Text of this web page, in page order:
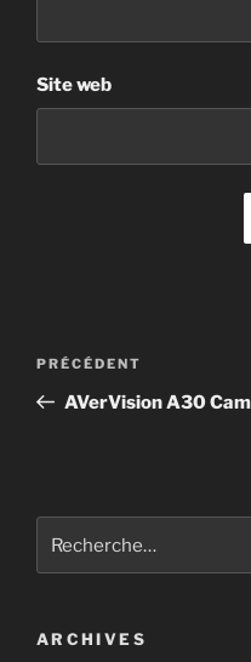
Site web
PRÉCÉDENT
AVerVision A30
ARCHIVES